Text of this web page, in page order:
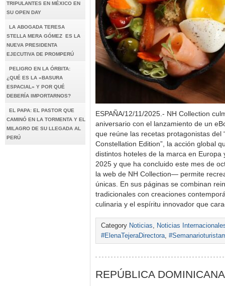
TRIPULANTES EN MÉXICO EN
SU OPEN DAY
LA ABOGADA TERESA
STELLA MERA GÓMEZ ES LA
NUEVA PRESIDENTA
EJECUTIVA DE PROMPERÚ
PELIGRO EN LA ÓRBITA:
¿QUÉ ES LA «BASURA
ESPACIAL» Y POR QUÉ
DEBERÍA IMPORTARNOS?
EL PAPA: EL PASTOR QUE
CAMINÓ EN LA TORMENTA Y EL
MILAGRO DE SU LLEGADA AL
PERÚ
ESPAÑA/12/11/2025.- NH Collection
aniversario con el lanzamiento de un
que reúne las recetas protagonistas del
Constellation Edition”, la acción global
distintos hoteles de la marca en
2025 y que ha concluido este mes de
la web de NH Collection— permite
únicas. En sus páginas se combinan
tradicionales con creaciones
culinaria y el espíritu innovador que
Category Noticias, Noticias
#ElenaTejeraDirectora,
REPÚBLICA